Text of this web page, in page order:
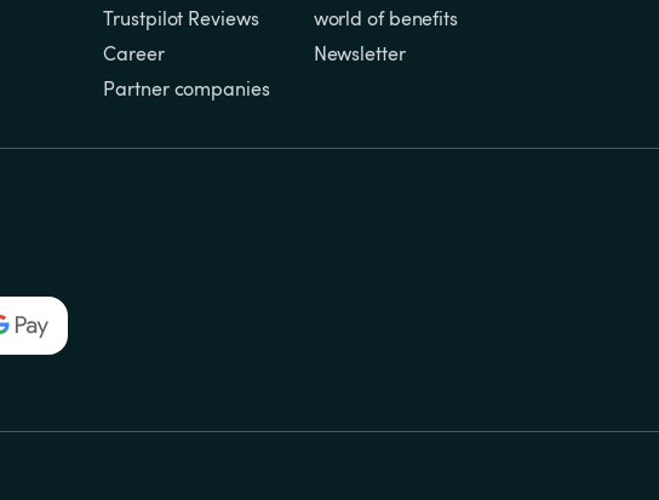
Trustpilot Reviews
Career
Partner companies
world of benefits
Newsletter